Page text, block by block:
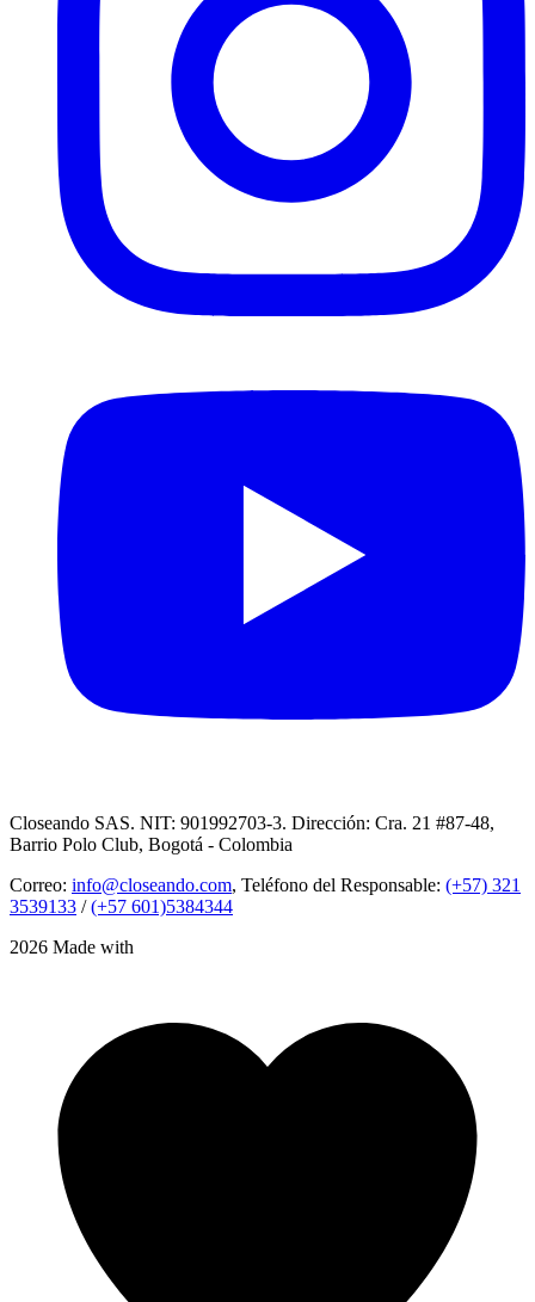
Closeando SAS. NIT: 901992703-3. Dirección: Cra. 21 #87-48,
Barrio Polo Club, Bogotá - Colombia
Correo: info@closeando.com, Teléfono del Responsable: (+57) 321
3539133 /(+57 601)5384344
2026 Made with